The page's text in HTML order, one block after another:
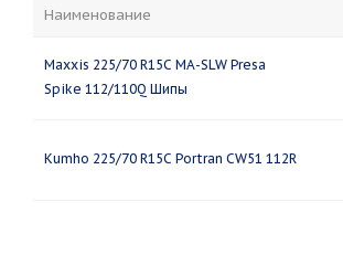
Наименование
Maxxis 225/70 R15C MA-SLW Presa
Spike 112/110Q Шипы
Kumho 225/70 R15C Portran CW51 112R